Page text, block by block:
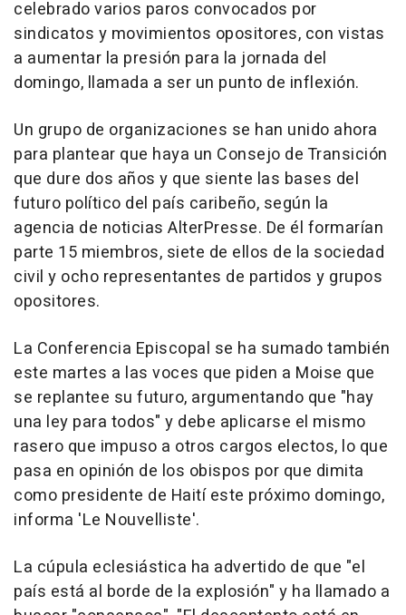
celebrado varios paros convocados por
sindicatos y movimientos opositores, con vistas
a aumentar la presión para la jornada del
domingo, llamada a ser un punto de inflexión.
Un grupo de organizaciones se han unido ahora
para plantear que haya un Consejo de Transición
que dure dos años y que siente las bases del
futuro político del país caribeño, según la
agencia de noticias AlterPresse. De él formarían
parte 15 miembros, siete de ellos de la sociedad
civil y ocho representantes de partidos y grupos
opositores.
La Conferencia Episcopal se ha sumado también
este martes a las voces que piden a Moise que
se replantee su futuro, argumentando que "hay
una ley para todos" y debe aplicarse el mismo
rasero que impuso a otros cargos electos, lo que
pasa en opinión de los obispos por que dimita
como presidente de Haití este próximo domingo,
informa 'Le Nouvelliste'.
La cúpula eclesiástica ha advertido de que "el
país está al borde de la explosión" y ha llamado a